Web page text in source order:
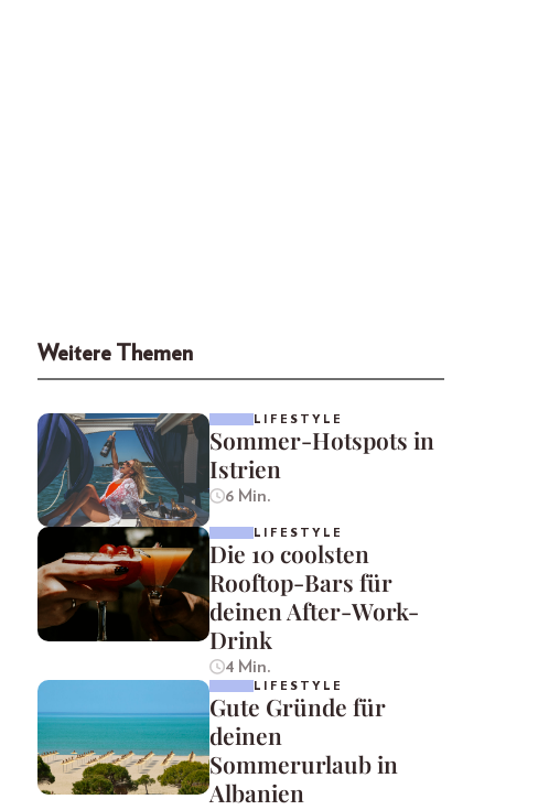
Weitere Themen
LIFESTYLE
Sommer-Hotspots in
Istrien
6 Min.
LIFESTYLE
Die 10 coolsten
Rooftop-Bars für
deinen After-Work-
Drink
4 Min.
LIFESTYLE
Gute Gründe für
deinen
Sommerurlaub in
Albanien